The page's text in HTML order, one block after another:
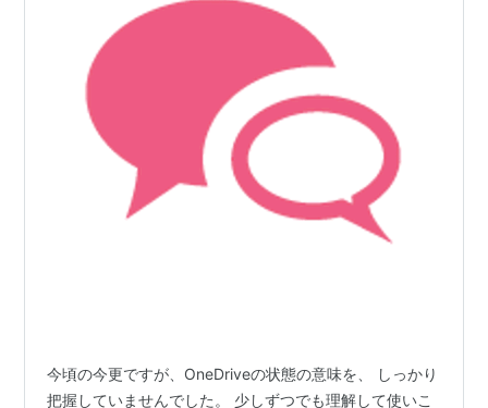
今頃の今更ですが、OneDriveの状態の意味を、 しっかり
把握していませんでした。 少しずつでも理解して使いこ